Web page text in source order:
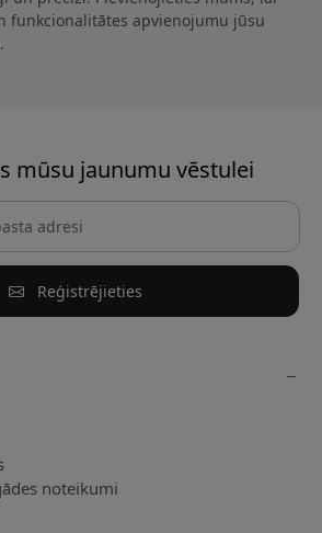
funkcionalitātes apvienojumu jūsu
mūsu jaunumu vēstulei
Reģistrējieties
noteikumi